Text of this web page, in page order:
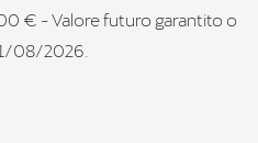
€ - Valore futuro garantito o
08/2026.